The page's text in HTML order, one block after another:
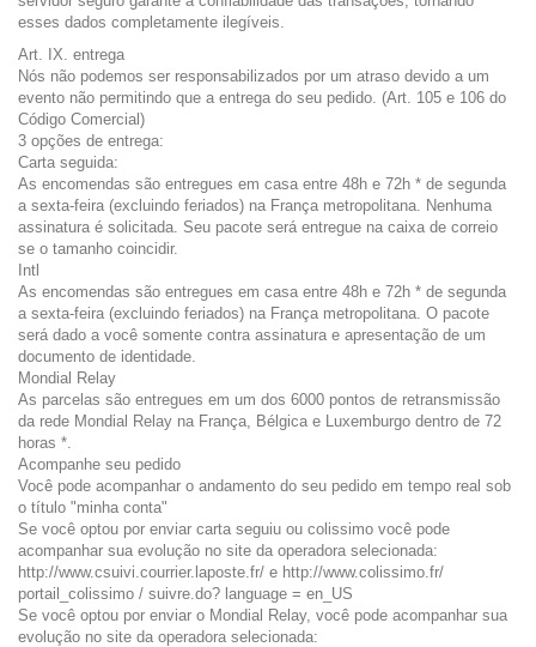
esses dados completamente ilegíveis.
Art. IX. entrega
Nós não podemos ser responsabilizados por um atraso devido a um
evento não permitindo que a entrega do seu pedido. (Art. 105 e 106 do
Código Comercial)
3 opções de entrega:
Carta seguida:
As encomendas são entregues em casa entre 48h e 72h * de segunda
a sexta-feira (excluindo feriados) na França metropolitana. Nenhuma
assinatura é solicitada. Seu pacote será entregue na caixa de correio
se o tamanho coincidir.
Intl
As encomendas são entregues em casa entre 48h e 72h * de segunda
a sexta-feira (excluindo feriados) na França metropolitana. O pacote
será dado a você somente contra assinatura e apresentação de um
documento de identidade.
Mondial Relay
As parcelas são entregues em um dos 6000 pontos de retransmissão
da rede Mondial Relay na França, Bélgica e Luxemburgo dentro de 72
horas *.
Acompanhe seu pedido
Você pode acompanhar o andamento do seu pedido em tempo real sob
o título "minha conta"
Se você optou por enviar carta seguiu ou colissimo você pode
acompanhar sua evolução no site da operadora selecionada:
http://www.csuivi.courrier.laposte.fr/ e http://www.colissimo.fr/
portail_colissimo / suivre.do? language = en_US
Se você optou por enviar o Mondial Relay, você pode acompanhar sua
evolução no site da operadora selecionada: